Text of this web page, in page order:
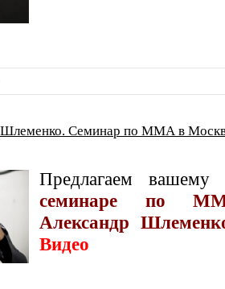
Шлеменко. Семинар по ММА в
Предлагаем
семинаре по
Александр
Видео